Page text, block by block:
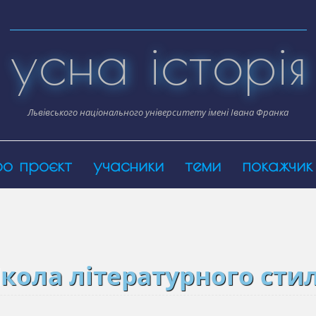
усна історія
Львівського національного університету імені Івана Франка
проєкт учасники теми покажчик
літературного